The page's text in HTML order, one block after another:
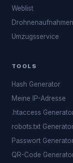
Weblist
Drohnenaufnahmen
Umzugsservice
TOOLS
Hash Generator
Meine IP-Adresse
.htaccess
robots.txt
Passwort
QR-Code